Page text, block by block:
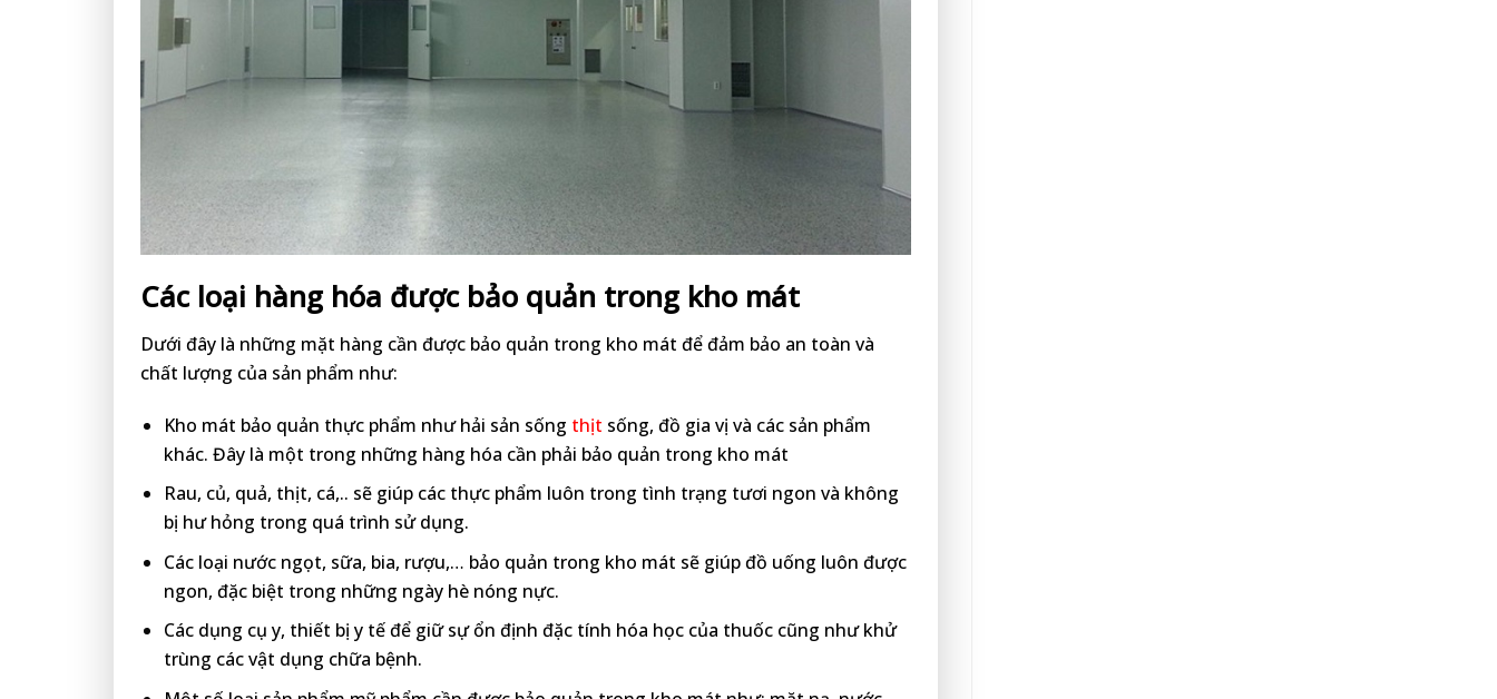
Các loại hàng hóa được bảo quản trong kho mát
Dưới đây là những mặt hàng cần được bảo quản trong kho mát để đảm bảo an toàn và
chất lượng của sản phẩm như:
Kho mát bảo quản thực phẩm như hải sản sống thịt sống, đồ gia vị và các sản phẩm
khác. Đây là một trong những hàng hóa cần phải bảo quản trong kho mát
Rau, củ, quả, thịt, cá,.. sẽ giúp các thực phẩm luôn trong tình trạng tươi ngon và không
bị hư hỏng trong quá trình sử dụng.
Các loại nước ngọt, sữa, bia, rượu,… bảo quản trong kho mát sẽ giúp đồ uống luôn được
ngon, đặc biệt trong những ngày hè nóng nực.
Các dụng cụ y, thiết bị y tế để giữ sự ổn định đặc tính hóa học của thuốc cũng như khử
trùng các vật dụng chữa bệnh.